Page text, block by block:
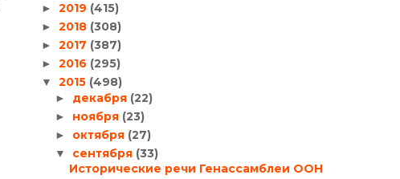
► 2019 (415)
► 2018 (308)
► 2017 (387)
► 2016 (295)
▼ 2015 (498)
► декабря (22)
► ноября (23)
► октября (27)
▼ сентября (33)
Исторические речи Генассамблеи ООН